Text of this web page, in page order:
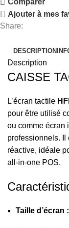
Comparer
Ajouter à mes
Share:
DESCRIPTION
Description
CAISSE
L’écran tactile
pour être utilisé
ou comme écran
professionnels. Il
réactive, idéale
all‑in‑one POS.
Taille d’écran :